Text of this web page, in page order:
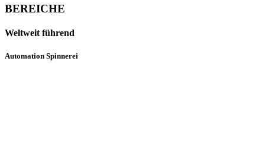
BEREICHE
Weltweit führend
Automation Spinnerei